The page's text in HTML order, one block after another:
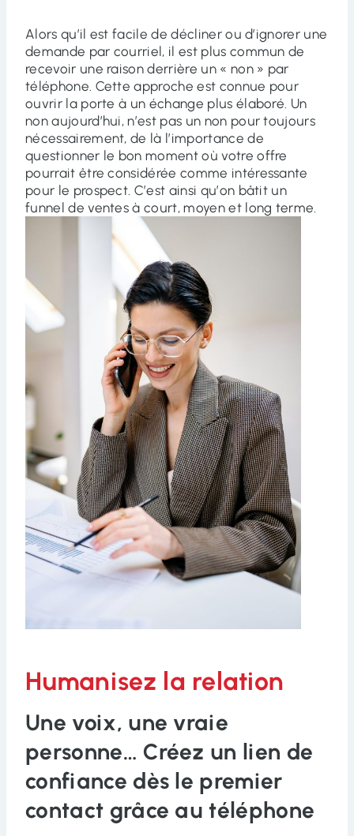
Alors qu’il est facile de décliner ou d’ignorer une
demande par courriel, il est plus commun de
recevoir une raison derrière un « non » par
téléphone. Cette approche est connue pour
ouvrir la porte à un échange plus élaboré. Un
non aujourd’hui, n’est pas un non pour toujours
nécessairement, de là l’importance de
questionner le bon moment où votre offre
pourrait être considérée comme intéressante
pour le prospect. C’est ainsi qu’on bâtit un
funnel de ventes à court, moyen et long terme.
Humanisez la relation
Une voix, une vraie
personne… Créez un lien de
confiance dès le premier
contact grâce au téléphone